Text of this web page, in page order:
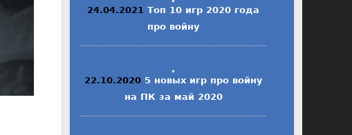
24.04.2021 Топ 10 игр 2020 года
про войну
22.10.2020 5 новых игр про войну
на ПК за май 2020